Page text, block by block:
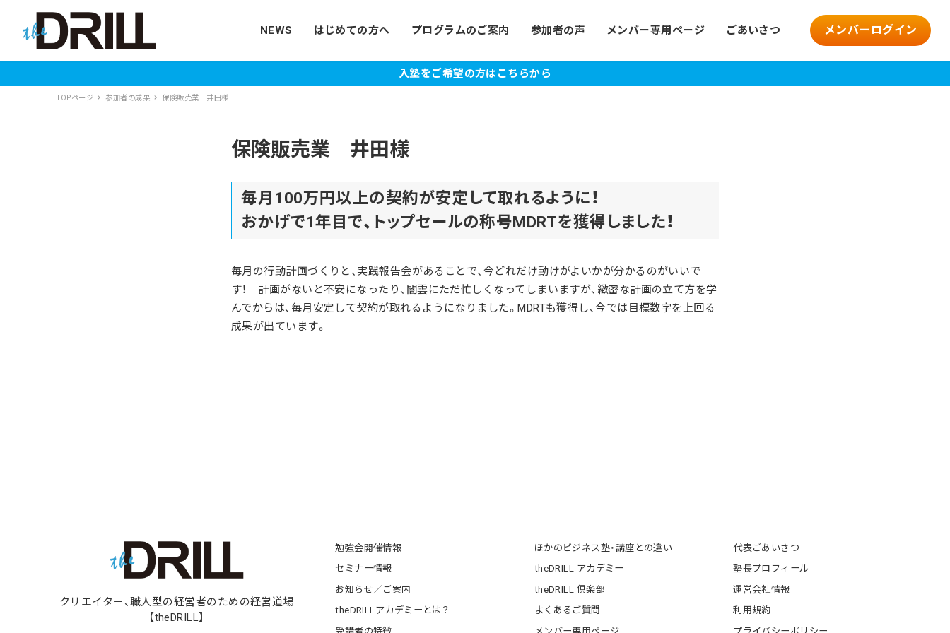
NEWS はじめての方へ プログラムのご案内 参加者の声 メンバー専用ページ ごあいさつ メンバーログイン
入塾をご希望の方はこちらから
TOPページ 参加者の成果 保険販売業 井田様
保険販売業 井田様
毎月100万円以上の契約が安定して取れるように！
おかげで1年目で、トップセールの称号MDRTを獲得しました！
毎月の行動計画づくりと、実践報告会があることで、今どれだけ動けがよいかが分かるのがいいで
す！ 計画がないと不安になったり、闇雲にただ忙しくなってしまいますが、緻密な計画の立て方を学
んでからは、毎月安定して契約が取れるようになりました。MDRTも獲得し、今では目標数字を上回る
成果が出ています。
クリエイター、職人型の経営者のための経営道場
【theDRILL】
勉強会開催情報
セミナー情報
お知らせ／ご案内
theDRILLアカデミーとは？
ほかのビジネス塾・講座との違い
theDRILL アカデミー
theDRILL 倶楽部
よくあるご質問
代表ごあいさつ
塾長プロフィール
運営会社情報
利用規約